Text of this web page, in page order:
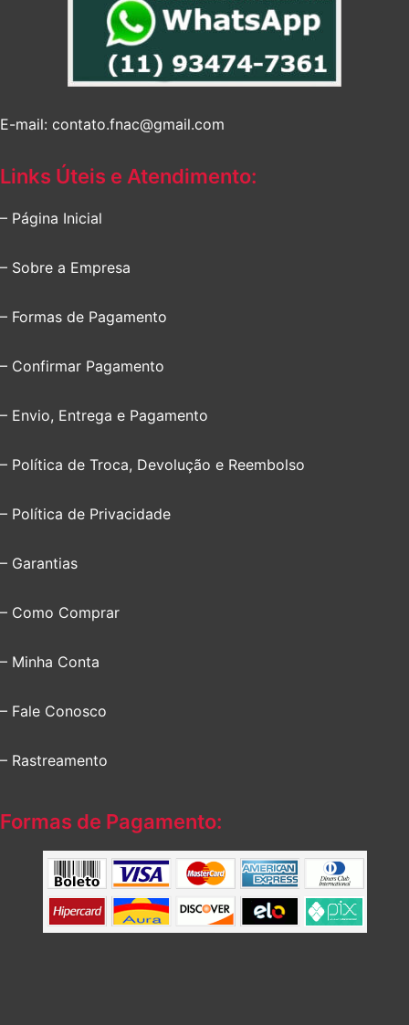
E-mail: contato.fnac@gmail.com
Links Úteis e Atendimento:
– Página Inicial
– Sobre a Empresa
– Formas de Pagamento
– Confirmar Pagamento
– Envio, Entrega e Pagamento
– Política de Troca, Devolução e Reembolso
– Política de Privacidade
– Garantias
– Como Comprar
– Minha Conta
– Fale Conosco
– Rastreamento
Formas de Pagamento: